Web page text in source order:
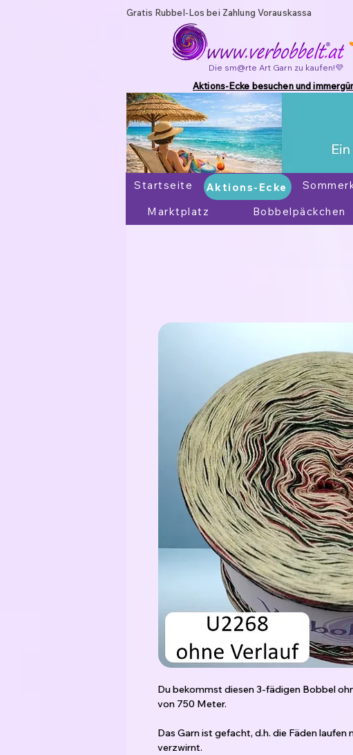
Gratis Rubbel-Los bei Zahlung Vorauskassa
Die sm@rte Art Garn zu kaufen!💜
Aktions-Ecke besuchen und
Startseite Aktions-Ecke
Marktplatz
Bobbelpäckchen
Aktions-Ecke
Du bekommst diesen 3-fädigen Bobbel
von 750 Meter.
Das Garn ist gefacht, d.h. die Fäden laufen
verzwirnt.